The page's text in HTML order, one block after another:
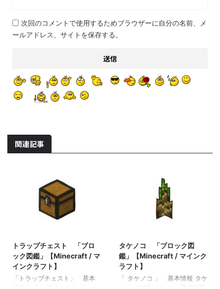
次回のコメントで使用するためブラウザーに自分の名前、メ
ールアドレス、サイトを保存する。
関連記事
トラップチェスト 「ブロ
ック図鑑」【Minecraft / マ
インクラフト】
「トラップチェスト」 基本
タケノコ 「ブロック図
鑑」【Minecraft / マインク
ラフト】
「 タケノコ 」 基本情報 タケ